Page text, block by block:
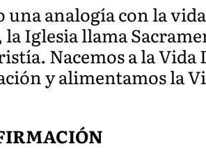
una analogía con la
la Iglesia llama
Nacemos a la
y alimentamos la